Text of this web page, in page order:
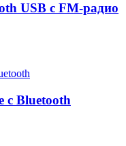
USB с FM-радио
с Bluetooth